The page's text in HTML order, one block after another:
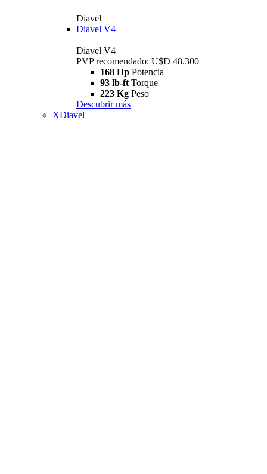
Diavel
Diavel V4
Diavel V4
PVP recomendado: U$D 48.300
168 Hp Potencia
93 lb-ft Torque
223 Kg Peso
Descubrir más
XDiavel